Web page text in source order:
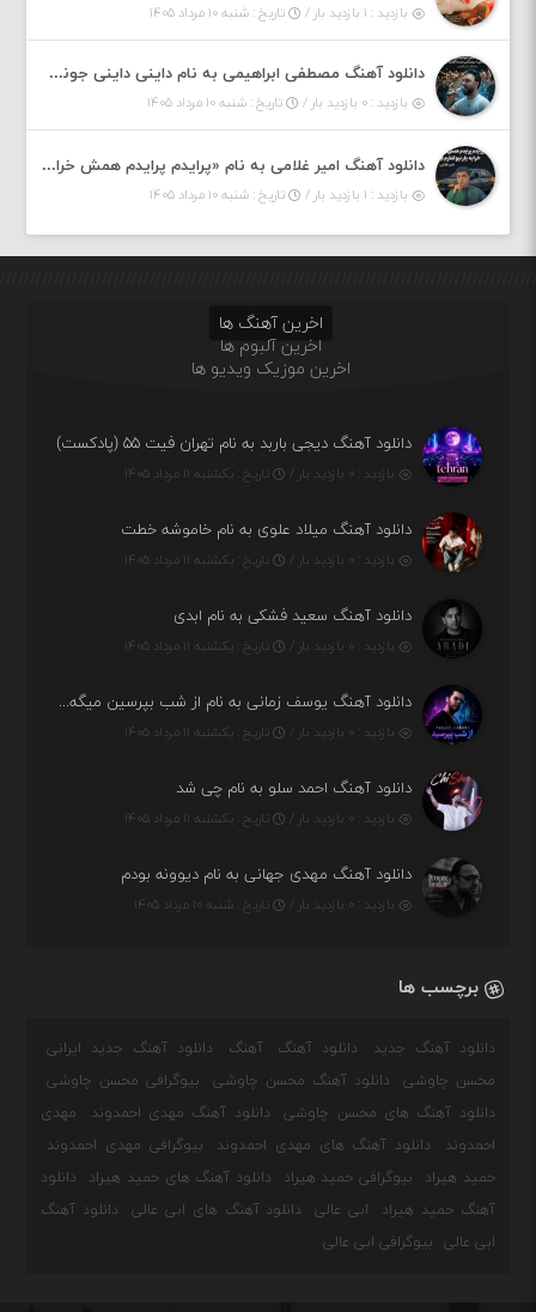
بازدید : ۱ بازدید بار / تاریخ : شنبه ۱۰ مرداد ۱۴۰۵
دانلود آهنگ مصطفی ابراهیمی به نام داینی داینی جونم قربون پنج تیر پرونم
بازدید : ۰ بازدید بار / تاریخ : شنبه ۱۰ مرداد ۱۴۰۵
دانلود آهنگ امیر غلامی به نام «پرایدم پرایدم همش خرابه یار نیو کنارم دیگه پولی نداروم (ریمیکس اینستاگرام)»
بازدید : ۱ بازدید بار / تاریخ : شنبه ۱۰ مرداد ۱۴۰۵
اخرین آهنگ ها
اخرین آلبوم ها
اخرین موزیک ویدیو ها
دانلود آهنگ دیجی باربد به نام تهران فیت ۵۵ (پادکست)
بازدید : ۰ بازدید بار / تاریخ : یکشنبه ۱۱ مرداد ۱۴۰۵
دانلود آهنگ میلاد علوی به نام خاموشه خطت
بازدید : ۰ بازدید بار / تاریخ : یکشنبه ۱۱ مرداد ۱۴۰۵
دانلود آهنگ سعید فشکی به نام ابدی
بازدید : ۰ بازدید بار / تاریخ : یکشنبه ۱۱ مرداد ۱۴۰۵
دانلود آهنگ یوسف زمانی به نام از شب بپرسین میگه چه روزگاری دارم
بازدید : ۰ بازدید بار / تاریخ : یکشنبه ۱۱ مرداد ۱۴۰۵
دانلود آهنگ احمد سلو به نام چی شد
بازدید : ۰ بازدید بار / تاریخ : یکشنبه ۱۱ مرداد ۱۴۰۵
دانلود آهنگ مهدی جهانی به نام دیوونه بودم
بازدید : ۰ بازدید بار / تاریخ : شنبه ۱۰ مرداد ۱۴۰۵
برچسب ها
دانلود آهنگ جدید دانلود آهنگ آهنگ
دانلود آهنگ جدید ایرانی
محسن چاوشی
دانلود آهنگ محسن چاوشی
بیوگرافی محسن چاوشی
دانلود آهنگ های محسن چاوشی
دانلود آهنگ مهدی احمدوند
مهدی
احمدوند
دانلود آهنگ های مهدی احمدوند
بیوگرافی مهدی احمدوند
حمید هیراد
بیوگرافی حمید هیراد دانلود آهنگ های حمید هیراد
دانلود
آهنگ حمید هیراد
ابی عالی دانلود آهنگ های ابی عالی
دانلود آهنگ
ابی عالی
بیوگرافی ابی عالی